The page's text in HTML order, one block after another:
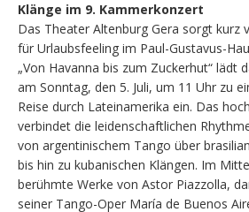
Klänge im 9. Kammerkonzert
Das Theater Altenburg Gera sorgt kurz
für Urlaubsfeeling im Paul-Gustavus-
„Von Havanna bis zum Zuckerhut“ lädt
am Sonntag, den 5. Juli, um 11 Uhr zu
Reise durch Lateinamerika ein. Das
verbindet die leidenschaftlichen
von argentinischem Tango über
bis hin zu kubanischen Klängen. Im
berühmte Werke von Astor Piazzolla,
seiner Tango-Oper María de Buenos